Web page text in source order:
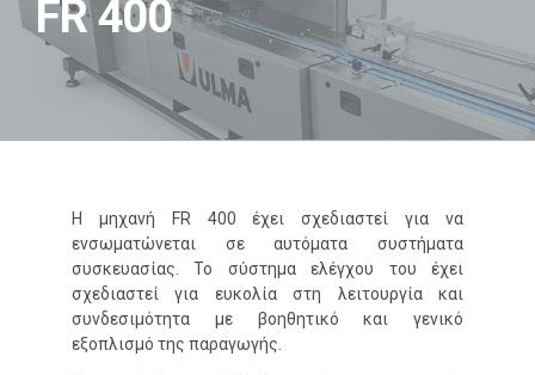
FR 400
H μηχανή FR 400 έχει σχεδιαστεί για να
ενσωματώνεται σε αυτόματα συστήματα
συσκευασίας. Το σύστημα ελέγχου του έχει
σχεδιαστεί για ευκολία στη λειτουργία και
συνδεσιμότητα με βοηθητικό και γενικό
εξοπλισμό της παραγωγής.